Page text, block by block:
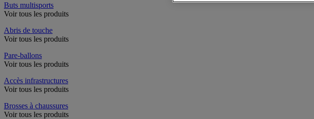
Buts multisports
Voir tous les produits
Abris de touche
Voir tous les produits
Pare-ballons
Voir tous les produits
Accès infrastructures
Voir tous les produits
Brosses à chaussures
Voir tous les produits